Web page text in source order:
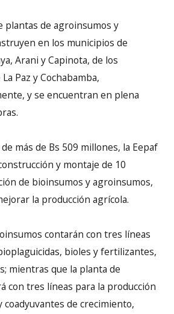
plantas de agroinsumos y
en los municipios de
Arani y Capinota, de los
Paz y Cochabamba,
y se encuentran en plena
más de Bs 509 millones, la Eepaf
y montaje de 10
de bioinsumos y agroinsumos,
la producción agrícola.
contarán con tres líneas
bioles y fertilizantes,
mientras que la planta de
con tres líneas para la producción
coadyuvantes de crecimiento,